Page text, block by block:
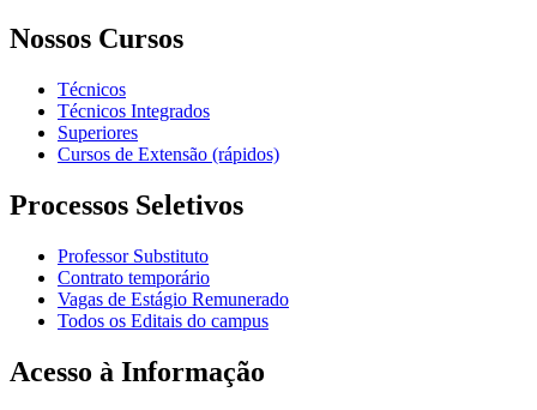
Nossos Cursos
Técnicos
Técnicos Integrados
Superiores
Cursos de Extensão (rápidos)
Processos Seletivos
Professor Substituto
Contrato temporário
Vagas de Estágio Remunerado
Todos os Editais do campus
Acesso à Informação